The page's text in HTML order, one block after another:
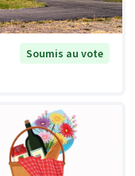
Soumis au vote